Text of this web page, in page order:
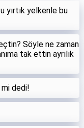
yırtık yelkenle bu
Söyle ne zaman
tak ettin ayrılık
dedi!